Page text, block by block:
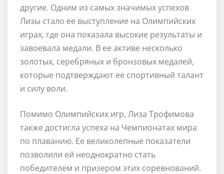
другие. Одним из самых значимых успехов
Лизы стало ее выступление на Олимпийских
играх, где она показала высокие результаты и
завоевала медали. В ее активе несколько
золотых, серебряных и бронзовых медалей,
которые подтверждают ее спортивный талант
и силу воли.
Помимо Олимпийских игр, Лиза Трофимова
также достигла успеха на Чемпионатах мира
по плаванию. Ее великолепные показатели
позволили ей неоднократно стать
победителем и призером этих соревнований.